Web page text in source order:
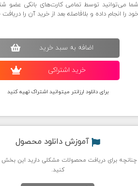
شما می‌توانید توسط تمامی کارت‌های بانکی عضو
خود را انجام داده و بلافاصله بعد از خرید آن را دریافت
اضافه به سبد خريد
خريد اشتراکی
برای دانلود ارزانتر میتوانید اشتراک تهیه کنید
آموزش دانلود محصول
چنانچه برای دریافت محصولات مشکلی دارید این بخش
کنید.